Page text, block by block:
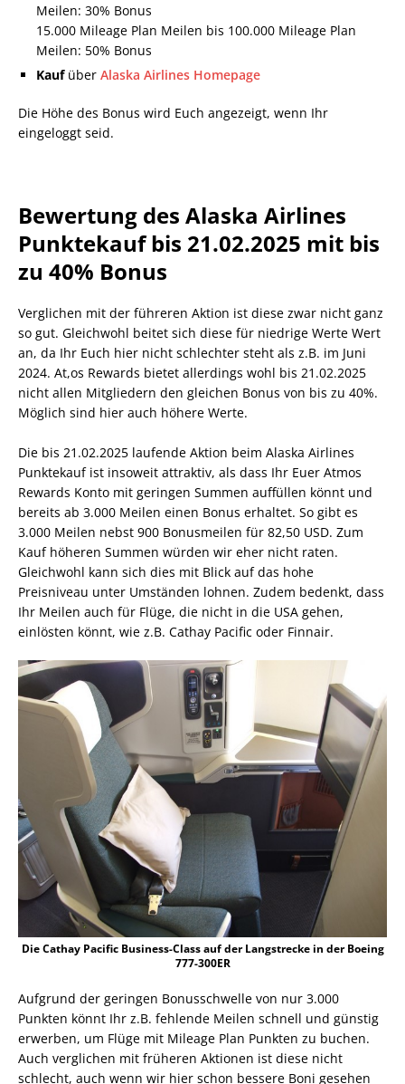
Meilen: 30% Bonus
15.000 Mileage Plan Meilen bis 100.000 Mileage Plan
Meilen: 50% Bonus
Kaufüber Alaska Airlines Homepage
Die Höhe des Bonus wird Euch angezeigt, wenn Ihr
eingeloggt seid.
Bewertung des Alaska Airlines
Punktekauf bis 21.02.2025 mit bis
zu 40% Bonus
Verglichen mit der führeren Aktion ist diese zwar nicht ganz
so gut. Gleichwohl beitet sich diese für niedrige Werte Wert
an, da Ihr Euch hier nicht schlechter steht als z.B. im Juni
2024. At,os Rewards bietet allerdings wohl bis 21.02.2025
nicht allen Mitgliedern den gleichen Bonus von bis zu 40%.
Möglich sind hier auch höhere Werte.
Die bis 21.02.2025 laufende Aktion beim Alaska Airlines
Punktekauf ist insoweit attraktiv, als dass Ihr Euer Atmos
Rewards Konto mit geringen Summen auffüllen könnt und
bereits ab 3.000 Meilen einen Bonus erhaltet. So gibt es
3.000 Meilen nebst 900 Bonusmeilen für 82,50 USD. Zum
Kauf höheren Summen würden wir eher nicht raten.
Gleichwohl kann sich dies mit Blick auf das hohe
Preisniveau unter Umständen lohnen. Zudem bedenkt, dass
Ihr Meilen auch für Flüge, die nicht in die USA gehen,
einlösten könnt, wie z.B. Cathay Pacific oder Finnair.
Die Cathay Pacific Business-Class auf der Langstrecke in der Boeing
777-300ER
Aufgrund der geringen Bonusschwelle von nur 3.000
Punkten könnt Ihr z.B. fehlende Meilen schnell und günstig
erwerben, um Flüge mit Mileage Plan Punkten zu buchen.
Auch verglichen mit früheren Aktionen ist diese nicht
schlecht, auch wenn wir hier schon bessere Boni gesehen